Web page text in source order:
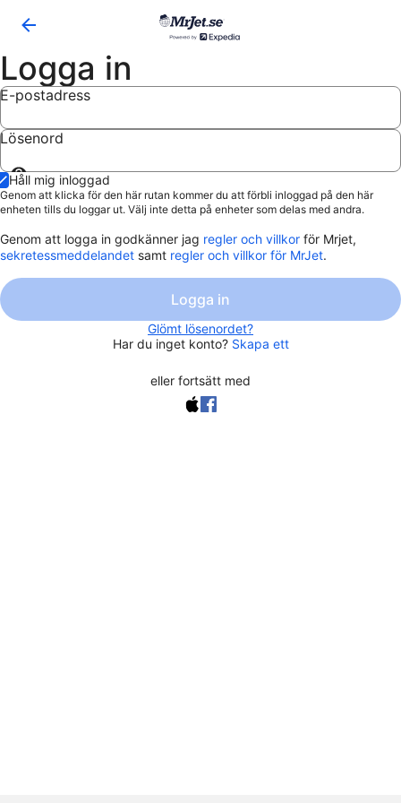
Logga in
E-postadress
Lösenord
Visa
lösenord
Håll mig inloggad
Genom att klicka för den här rutan kommer du att förbli inloggad på den här
enheten tills du loggar ut. Välj inte detta på enheter som delas med andra.
Genom att logga in godkänner jag regler och villkor för Mrjet,
sekretessmeddelandet samt regler och villkor för MrJet.
Logga in
Glömt lösenordet?
Har du inget konto? Skapa ett
eller fortsätt med